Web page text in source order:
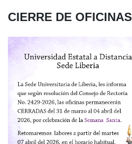
CIERRE DE OFICINAS